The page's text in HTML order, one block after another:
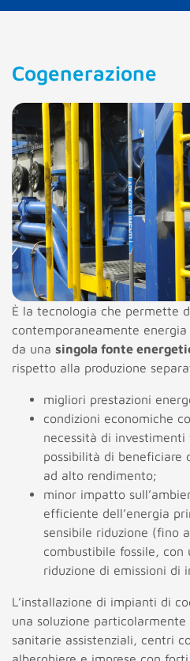
Cogenerazione
È la tecnologia che permette
contemporaneamente
da una singola fonte
rispetto alla produzione
migliori prestazioni
condizioni economiche
necessità di
possibilità di beneficiare
ad alto rendimento;
minor impatto
efficiente dell’energia
sensibile riduzione (fino
combustibile fossile, con
riduzione di emissioni di
L’installazione di impianti di
una soluzione
sanitarie assistenziali, centri